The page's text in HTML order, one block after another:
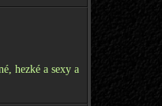
hezké a sexy a